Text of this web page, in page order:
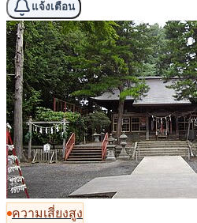
แจ้งเตือน
ความเสี่ยงสูง